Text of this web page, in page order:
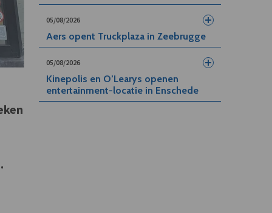
05/08/2026
Aers opent Truckplaza in Zeebrugge
05/08/2026
Kinepolis en O’Learys openen
entertainment-locatie in Enschede